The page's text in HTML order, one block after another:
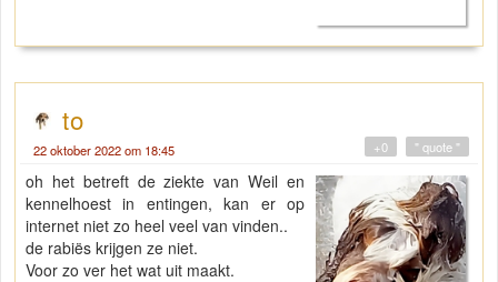
to
22 oktober 2022 om 18:45 " quote "
+0
oh het betreft de ziekte van Weil en
kennelhoest in entingen, kan er op
internet niet zo heel veel van vinden..
de rabiës krijgen ze niet.
Voor zo ver het wat uit maakt.